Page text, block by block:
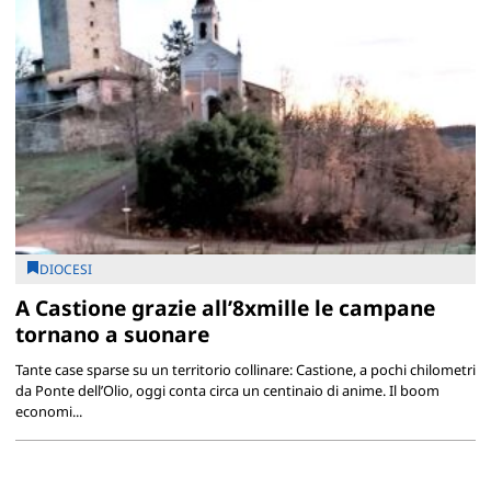
DIOCESI
A Castione grazie all’8xmille le campane
tornano a suonare
Tante case sparse su un territorio collinare: Castione, a pochi chilometri
da Ponte dell’Olio, oggi conta circa un centinaio di anime. Il boom
economi...